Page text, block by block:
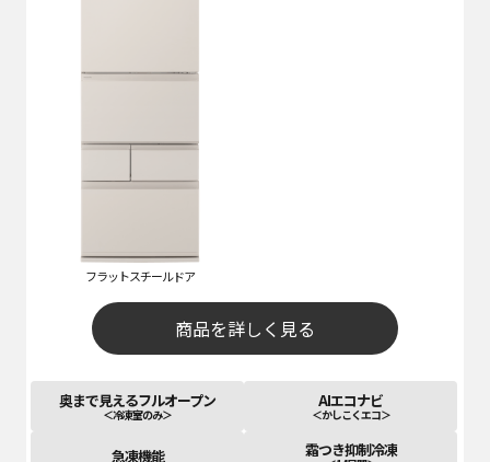
フラットスチールドア
商品を詳しく見る
奥まで見えるフルオープン
＜冷凍室のみ＞
AIエコナビ
＜かしこくエコ＞
急凍機能 霜つき抑制冷凍